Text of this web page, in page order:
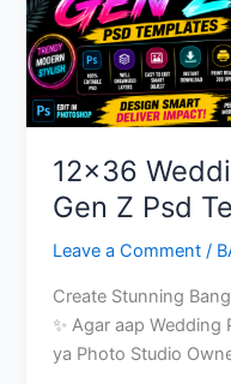
12×36
Gen Z Psd
Leave a Comment /
Create Stunning
✨ Agar aap
ya Photo Studio